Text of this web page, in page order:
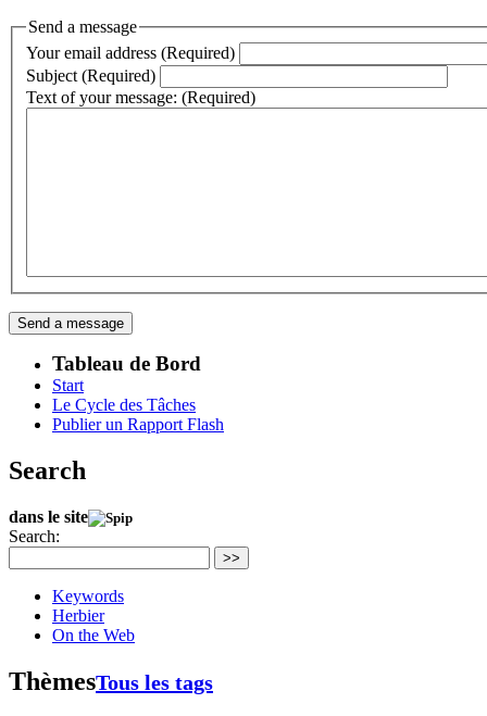
Send a message
Your email address (Required)
Subject (Required)
Text of your message: (Required)
Tableau de Bord
Start
Le Cycle des Tâches
Publier un Rapport Flash
Search
dans le site
Search:
>>
Keywords
Herbier
On the Web
ThèmesTous les tags